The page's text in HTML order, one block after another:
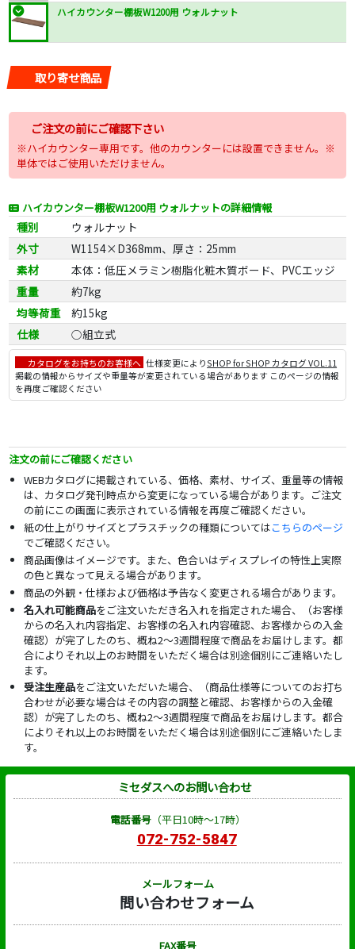
ハイカウンター棚板W1200用 ウォルナット
取り寄せ商品
ご注文の前にご確認下さい
※ハイカウンター専用です。他のカウンターには設置できません。※
単体ではご使用いただけません。
ハイカウンター棚板W1200用 ウォルナットの詳細情報
種別
ウォルナット
外寸
W1154×D368mm、厚さ：25mm
素材
本体：低圧メラミン樹脂化粧木質ボード、PVCエッジ
重量
約7kg
均等荷重
約15kg
仕様
○組立式
カタログをお持ちのお客様へ 仕様変更によりSHOP for SHOP カタログ VOL.11
掲載の情報からサイズや重量等が変更されている場合があります このページの情報
を再度ご確認ください
注文の前にご確認ください
WEBカタログに掲載されている、価格、素材、サイズ、重量等の情報
は、カタログ発刊時点から変更になっている場合があります。ご注文
の前にこの画面に表示されている情報を再度ご確認ください。
紙の仕上がりサイズとプラスチックの種類についてはこちらのページ
でご確認ください。
商品画像はイメージです。また、色合いはディスプレイの特性上実際
の色と異なって見える場合があります。
商品の外観・仕様および価格は予告なく変更される場合があります。
名入れ可能商品をご注文いただき名入れを指定された場合、（お客様
からの名入れ内容指定、お客様の名入れ内容確認、お客様からの入金
確認）が完了したのち、概ね2～3週間程度で商品をお届けします。都
合によりそれ以上のお時間をいただく場合は別途個別にご連絡いたし
ます。
受注生産品をご注文いただいた場合、（商品仕様等についてのお打ち
合わせが必要な場合はその内容の調整と確認、お客様からの入金確
認）が完了したのち、概ね2～3週間程度で商品をお届けします。都合
によりそれ以上のお時間をいただく場合は別途個別にご連絡いたしま
す。
ミセダスへのお問い合わせ
電話番号（平日10時～17時）
072-752-5847
メールフォーム
問い合わせフォーム
FAX番号